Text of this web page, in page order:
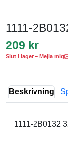
1111-
209 kr
Slut i lager – Mejla mig
Beskrivning
1111-2B0132